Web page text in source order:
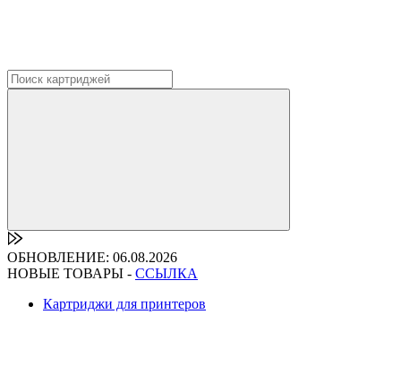
ОБНОВЛЕНИЕ: 06.08.2026
НОВЫЕ ТОВАРЫ - ССЫЛКА
Картриджи для принтеров